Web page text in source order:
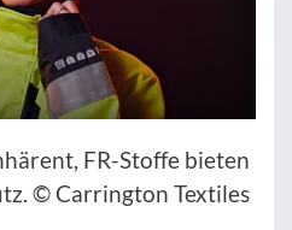
FR-Stoffe bieten
© Carrington Textiles